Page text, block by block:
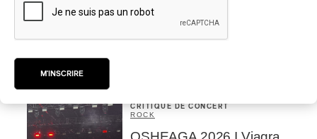
CRITIQUE DE CONCERT
OSHEAGA 2026 I Not For
CRITIQUE DE CONCERT
ROCK
M'INSCRIRE